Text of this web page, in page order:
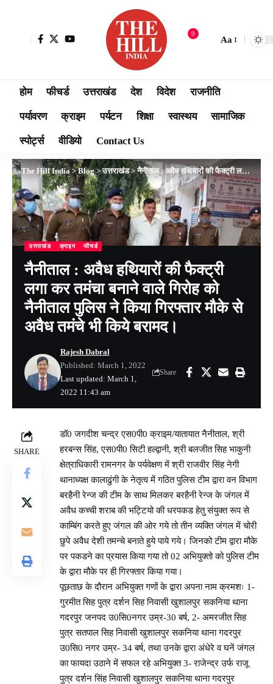
9
Aa
होम फीचर्ड उत्तराखंड देश विदेश राजनीति
पर्यावरण क्राइम पर्यटन शिक्षा स्वास्थय सामाजिक
स्पोर्ट्स वीडियो Contact Us
The Hill India>Blog>उत्तराखंड>नैनीताल : अवैध हथियारों की फैक्ट्री लगा कर तमंचा बनाने वाले गिरोह को नैनीताल पुलिस ने किया गिरफ्तार मौके से अवैध तमंचे भी किये बरामद।
उत्तराखंड क्राइम फीचर्ड
नैनीताल : अवैध हथियारों की फैक्ट्री
लगा कर तमंचा बनाने वाले गिरोह को
नैनीताल पुलिस ने किया गिरफ्तार मौके से
अवैध तमंचे भी किये बरामद।
Last updated: March 1,
2022 11:43 am
Rajesh Dabral
Published: March 1, 2022
Share
SHARE
डॉ0 जगदीश चन्द्र एस0पी0 क्राइम/यातायात नैनीताल, श्री
हरबन्स सिंह, एस0पी0 सिटी हल्द्वानी, श्री बलजीत सिह भाकुनी
क्षेत्राधिकारी रामनगर के पर्यवेक्षण में श्री राजवीर सिंह नेगी
थानाध्यक्ष कालाढुंगी के नेतृत्व में गठित पुलिस टीम द्वारा वन विभाग
बरहैनी रेन्ज की टीम के साथ मिलकर बरहैनी रेन्ज के जंगल में
अवैध कच्ची शराब की भट्टियो की धरपकड हेतु संयुक्त रूप से
काम्बिंग करते हुए जंगल की ओर गये तो तीन व्यक्ति जंगल में चोरी
छुपे अवैध देशी तमन्चे बनाते हुये पाये गये। जिनको टीम द्वारा मौके
पर पकडने का प्रयास किया गया तो 02 अभियुक्तो को पुलिस टीम
के द्वारा मौके पर ही गिरफ्तार किया गया।
पूछताछ के दौरान अभियुक्त गणों के द्वारा अपना नाम क्रमशः 1-
गुरमीत सिह पुत्र दर्शन सिह निवासी खुशालपुर सकनिया थाना
गदरपुर जनपद उ0सि0नगर उम्र-30 बर्ष, 2- अमरजीत सिह
पुत्र सतपाल सिह निवासी खुशालपुर सकनिया थाना गदरपुर
उ0सि0 नगर उम्र- 34 बर्ष, तथा उनके द्वारा अंधेरे व घनें जंगल
का फायदा उठाने में सफल रहे अभियुक्त 3- राजेन्द्र उर्फ राजू
पुत्र दर्शन सिंह निवासी खुशालपुर सकनिया थाना गदरपुर